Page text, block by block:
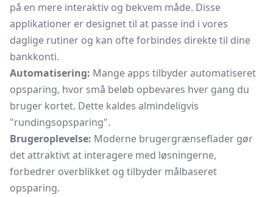
på en mere interaktiv og bekvem måde. Disse
applikationer er designet til at passe ind i vores
daglige rutiner og kan ofte forbindes direkte til dine
bankkonti.
Automatisering: Mange apps tilbyder automatiseret
opsparing, hvor små beløb opbevares hver gang du
bruger kortet. Dette kaldes almindeligvis
"rundingsopsparing".
Brugeroplevelse: Moderne brugergrænseflader gør
det attraktivt at interagere med løsningerne,
forbedrer overblikket og tilbyder målbaseret
opsparing.